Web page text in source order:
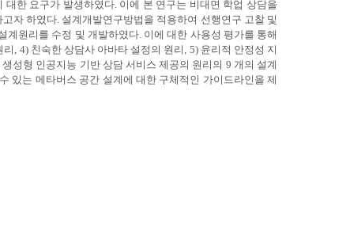
한 요구가 발생하였다. 이에 본 연구는 비대면 학업 상담을
자 하였다. 설계개발연구방법을 적용하여 선행연구 고찰 및
원리를 수정 및 개발하였다. 이에 대한 사용성 평가를 통해
, 4) 친숙한 상담사 아바타 설정의 원리, 5) 윤리적 안정성 지
성형 인공지능 기반 상담 서비스 제공의 원리의 9 개의 설계
있는 메타버스 공간 설계에 대한 구체적인 가이드라인을 제